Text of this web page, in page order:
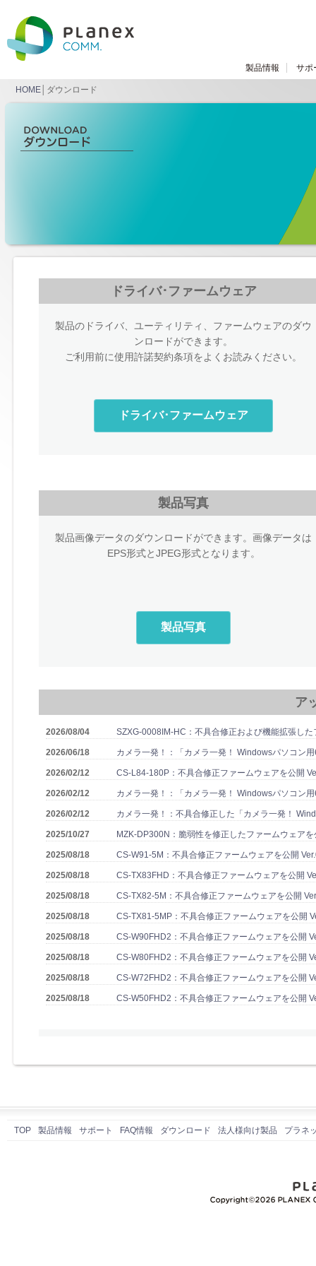
製品情報 サポ
HOME │ダウンロード
ドライバ･ファームウェア
製品のドライバ、ユーティリティ、ファームウェアのダウ
ンロードができます。
ご利用前に使用許諾契約条項をよくお読みください。
ドライバ･ファームウェア
製品写真
製品画像データのダウンロードができます。画像データは
EPS形式とJPEG形式となります。
製品写真
ア
2026/08/04 SZXG-0008IM-HC：不具合修正および機能拡張し
2026/06/18 カメラ一発！：「カメラ一発！ Windowsパソコン
2026/02/12 CS-L84-180P：不具合修正ファームウェアを公開
2026/02/12 カメラ一発！：「カメラ一発！ Windowsパソコン
2026/02/12 カメラ一発！：不具合修正した「カメラ一発！
2025/10/27 MZK-DP300N：脆弱性を修正したファームウェアを
2025/08/18 CS-W91-5M：不具合修正ファームウェアを公開
2025/08/18 CS-TX83FHD：不具合修正ファームウェアを公開
2025/08/18 CS-TX82-5M：不具合修正ファームウェアを公開
2025/08/18 CS-TX81-5MP：不具合修正ファームウェアを公開
2025/08/18 CS-W90FHD2：不具合修正ファームウェアを公開
2025/08/18 CS-W80FHD2：不具合修正ファームウェアを公開
2025/08/18 CS-W72FHD2：不具合修正ファームウェアを公開
2025/08/18 CS-W50FHD2：不具合修正ファームウェアを公開
TOP 製品情報 サポート FAQ情報 ダウンロード 法人様向け製品 プラネ